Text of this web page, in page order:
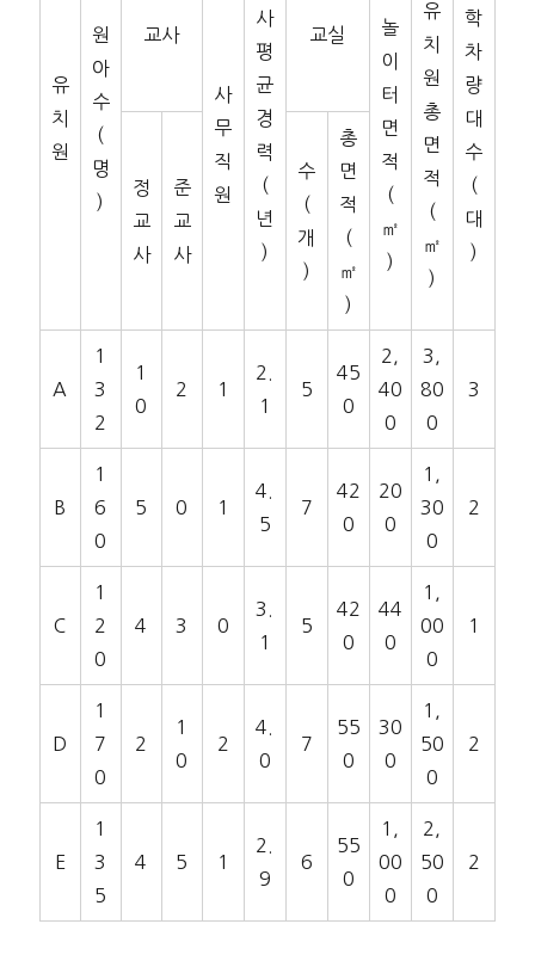
유
치
원
원
아
수
(
명
)
사
평
균
경
력
(
년
)
학
차
량
대
수
(
대
)
교사
사
무
직
원
교실
놀
이
터
면
적
(
㎡
)
유
치
원
총
면
적
(
㎡
)
정
교
사
준
교
사
수
(
개
)
총
면
적
(
㎡
)
A
1
3
2
1
0
2 1
2.
1
5
45
0
2,
40
0
3,
80
0
3
B
1
6
0
5 0 1
4.
5
7
42
0
20
0
1,
30
0
2
C
1
2
0
4 3 0
3.
1
5
42
0
44
0
1,
00
0
1
D
1
7
0
2
1
0
2
4.
0
7
55
0
30
0
1,
50
0
2
E
1
3
5
4 5 1
2.
9
6
55
0
1,
00
0
2,
50
0
2